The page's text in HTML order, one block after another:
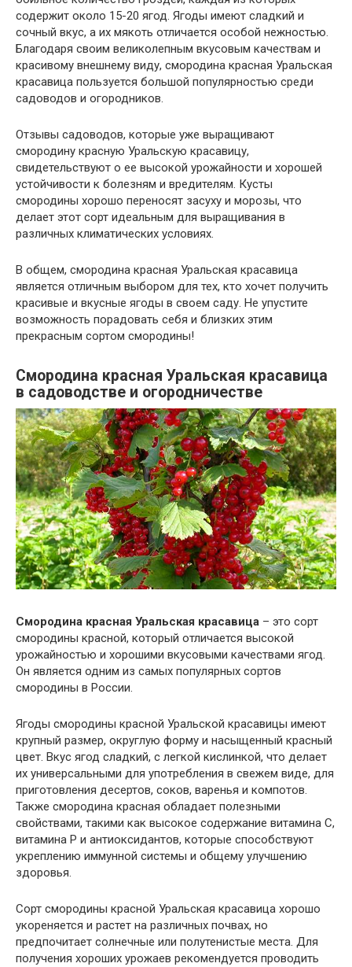
содержит около 15-20 ягод. Ягоды имеют сладкий и
сочный вкус, а их мякоть отличается особой нежностью.
Благодаря своим великолепным вкусовым качествам и
красивому внешнему виду, смородина красная Уральская
красавица пользуется большой популярностью среди
садоводов и огородников.
Отзывы садоводов, которые уже выращивают
смородину красную Уральскую красавицу,
свидетельствуют о ее высокой урожайности и хорошей
устойчивости к болезням и вредителям. Кусты
смородины хорошо переносят засуху и морозы, что
делает этот сорт идеальным для выращивания в
различных климатических условиях.
В общем, смородина красная Уральская красавица
является отличным выбором для тех, кто хочет получить
красивые и вкусные ягоды в своем саду. Не упустите
возможность порадовать себя и близких этим
прекрасным сортом смородины!
Смородина красная Уральская красавица
в садоводстве и огородничестве
Смородина красная Уральская красавица – это сорт
смородины красной, который отличается высокой
урожайностью и хорошими вкусовыми качествами ягод.
Он является одним из самых популярных сортов
смородины в России.
Ягоды смородины красной Уральской красавицы имеют
крупный размер, округлую форму и насыщенный красный
цвет. Вкус ягод сладкий, с легкой кислинкой, что делает
их универсальными для употребления в свежем виде, для
приготовления десертов, соков, варенья и компотов.
Также смородина красная обладает полезными
свойствами, такими как высокое содержание витамина С,
витамина Р и антиоксидантов, которые способствуют
укреплению иммунной системы и общему улучшению
здоровья.
Сорт смородины красной Уральская красавица хорошо
укореняется и растет на различных почвах, но
предпочитает солнечные или полутенистые места. Для
получения хороших урожаев рекомендуется проводить